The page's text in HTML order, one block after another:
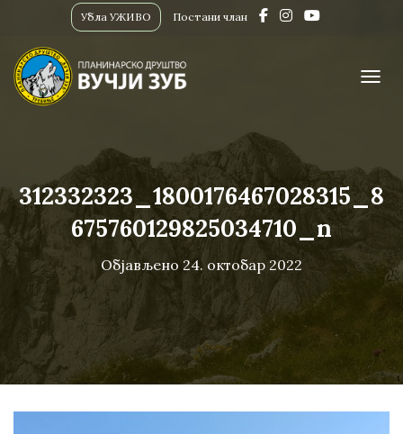
Убла УЖИВО Постани члан
312332323_1800176467028315_8
675760129825034710_n
Објављено 24. октобар 2022